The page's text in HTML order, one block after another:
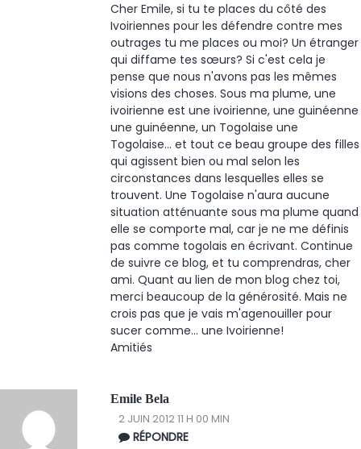
Cher Emile, si tu te places du côté des
Ivoiriennes pour les défendre contre mes
outrages tu me places ou moi? Un étranger
qui diffame tes sœurs? Si c'est cela je
pense que nous n'avons pas les mêmes
visions des choses. Sous ma plume, une
ivoirienne est une ivoirienne, une guinéenne
une guinéenne, un Togolaise une
Togolaise... et tout ce beau groupe des filles
qui agissent bien ou mal selon les
circonstances dans lesquelles elles se
trouvent. Une Togolaise n'aura aucune
situation atténuante sous ma plume quand
elle se comporte mal, car je ne me définis
pas comme togolais en écrivant. Continue
de suivre ce blog, et tu comprendras, cher
ami. Quant au lien de mon blog chez toi,
merci beaucoup de la générosité. Mais ne
crois pas que je vais m'agenouiller pour
sucer comme... une Ivoirienne!
Amitiés
Emile Bela
2 JUIN 2012 11 H 00 MIN
RÉPONDRE